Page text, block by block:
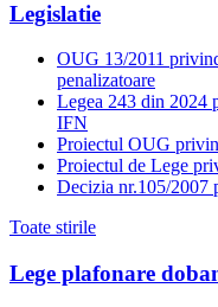
Legislatie
OUG 13/2011
penalizatoare
Legea 243 din 2024
IFN
Proiectul OUG
Proiectul de Lege
Decizia nr.105/2007
Toate stirile
Lege plafonare